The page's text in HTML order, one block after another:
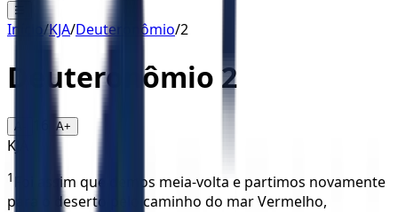
☰
Início /KJA/Deuteronômio/2
Deuteronômio 2
A- A+
KJA
1
Foi assim que demos meia-volta e partimos novamente
para o deserto pelo caminho do mar Vermelho,